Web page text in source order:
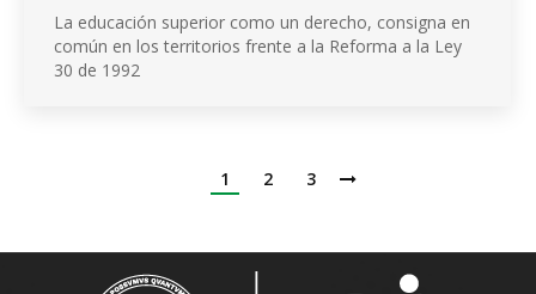
La educación superior como un derecho, consigna en
común en los territorios frente a la Reforma a la Ley
30 de 1992
1 2 3